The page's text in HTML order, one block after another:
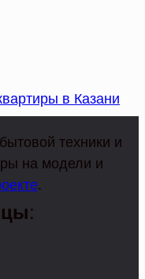
в Казани
техники и
на модели и
.
: